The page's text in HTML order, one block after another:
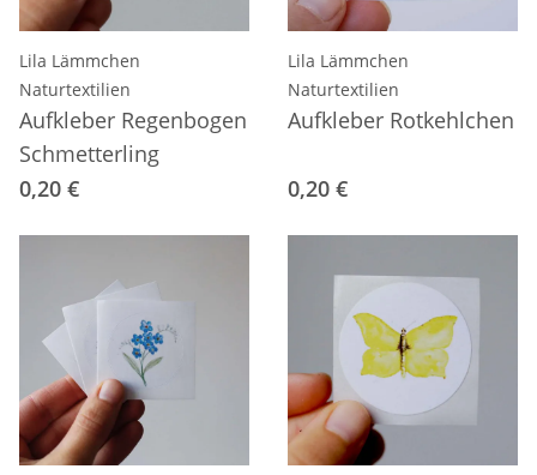
Lila Lämmchen
Naturtextilien
Aufkleber Regenbogen
Schmetterling
0,20 €
Lila Lämmchen
Naturtextilien
Aufkleber Rotkehlchen
0,20 €